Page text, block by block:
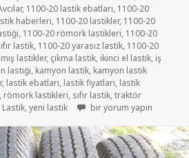
, 1100-20 lastik ebatları, 1100-20
haberleri, 1100-20 lastikler, 1100-20
, 1100-20 römork lastikleri, 1100-20
lastik, 1100-20 yarasız lastik, 1100-20
lastikler, çıkma lastik, ikinci el lastik, iş
lastiği, kamyon lastik, kamyon lastik
, lastik ebatları, lastik fiyatları, lastik
, römork lastikleri, sıfır lastik,traktör
Lastik,yeni lastik 1100-20 İKİNCİ EL ÇIKMA
bir yorum yapın